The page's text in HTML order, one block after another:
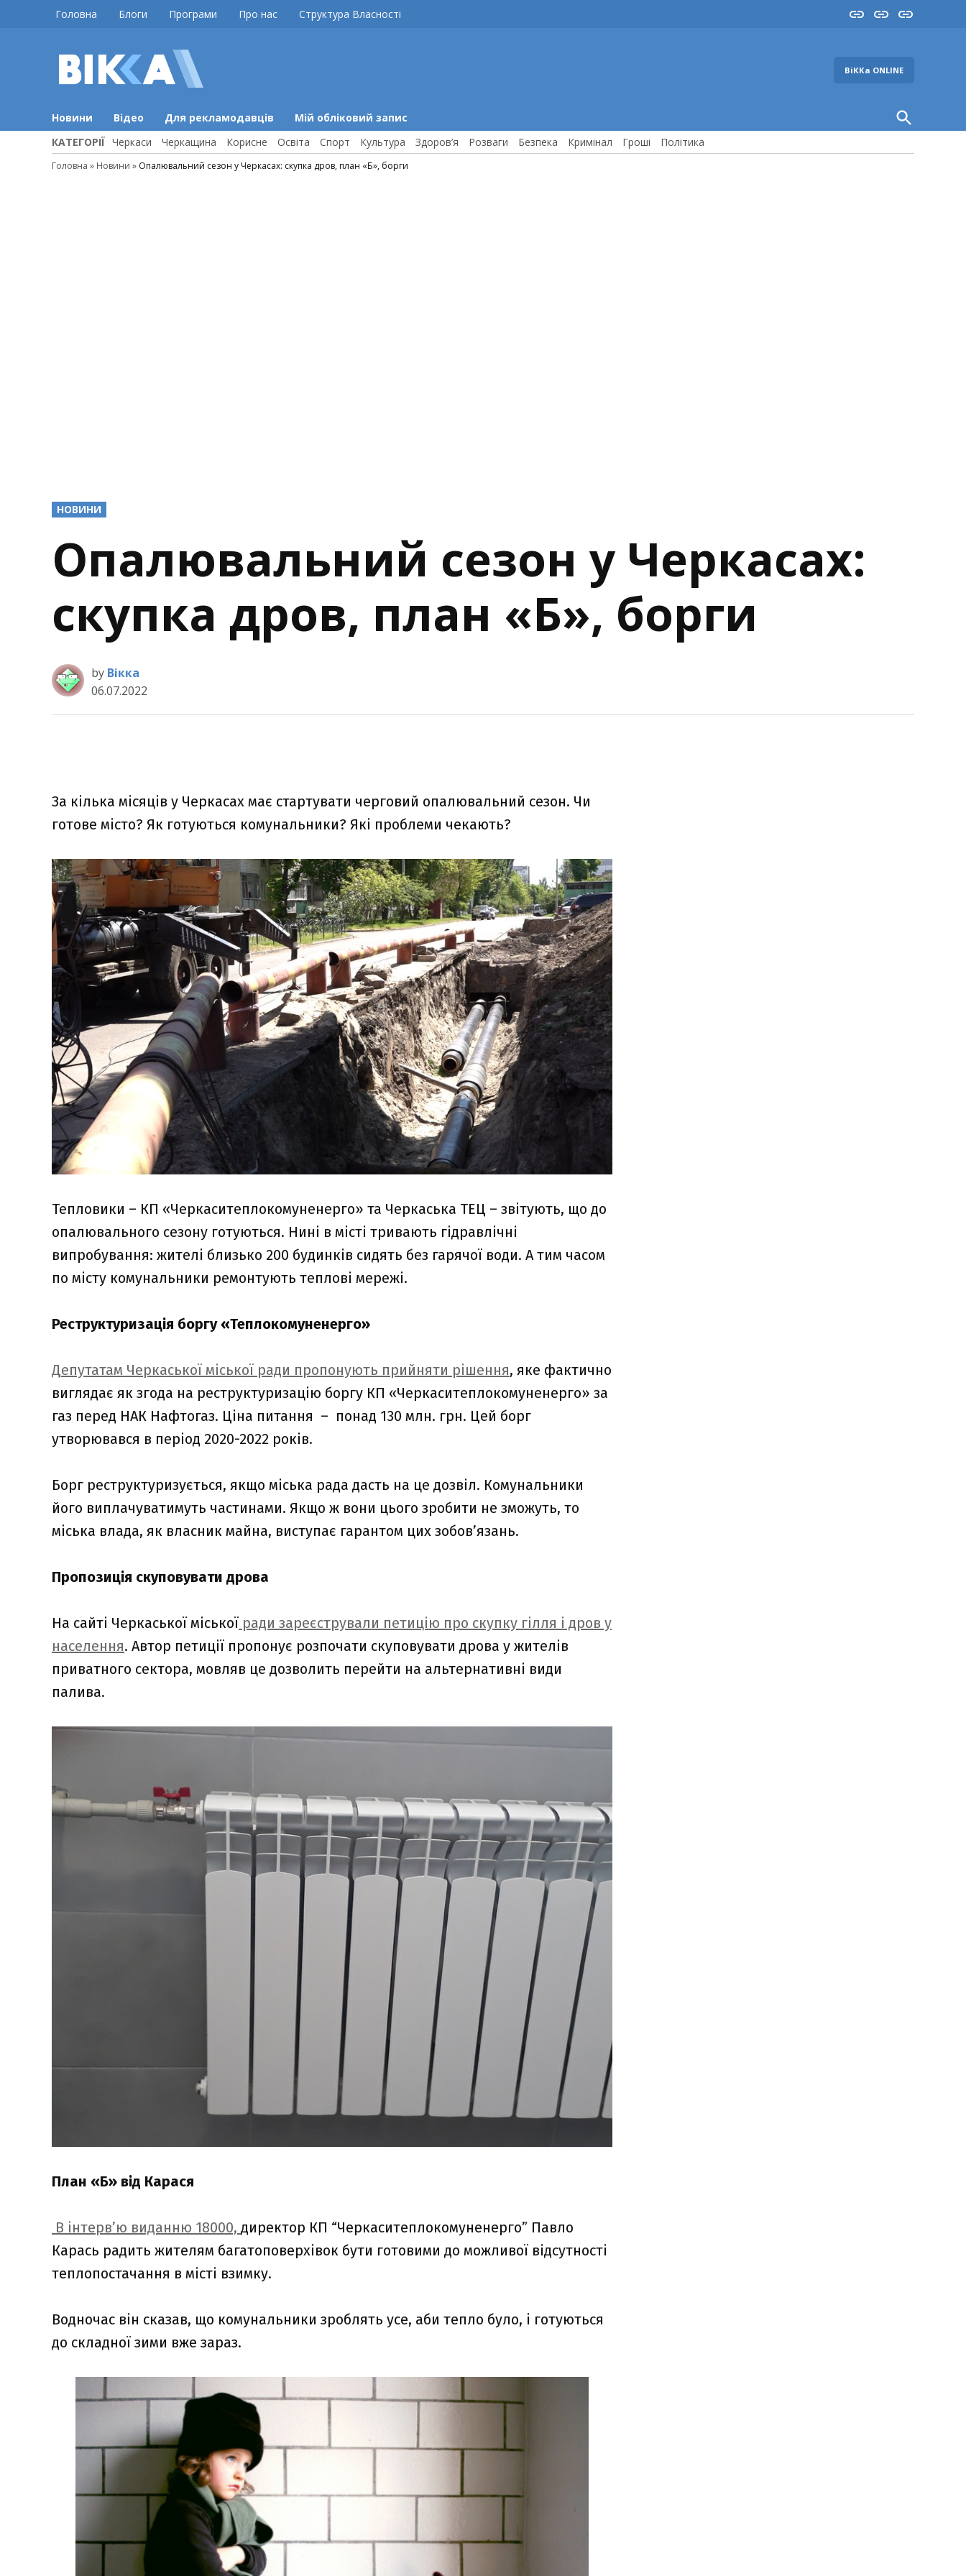
Головна Блоги Програми Про нас Структура Власності InstaYouTube
FB
ВіККа ONLINE
Новини Відео Для рекламодавців Мій обліковий запис
Open
Search
КАТЕГОРІЇ Черкаси Черкащина Корисне Освіта Спорт Культура Здоров’я Розваги Безпека Кримінал Гроші Політика
Головна » Новини » Опалювальний сезон у Черкасах: скупка дров, план «Б», борги
POSTED
IN
НОВИНИ
Опалювальний сезон у Черкасах:
скупка дров, план «Б», борги
by Вікка
06.07.2022
За кілька місяців у Черкасах має стартувати черговий опалювальний сезон. Чи
готове місто? Як готуються комунальники? Які проблеми чекають?
Тепловики – КП «Черкаситеплокомуненерго» та Черкаська ТЕЦ – звітують, що до
опалювального сезону готуються. Нині в місті тривають гідравлічні
випробування: жителі близько 200 будинків сидять без гарячої води. А тим часом
по місту комунальники ремонтують теплові мережі.
Реструктуризація боргу «Теплокомуненерго»
Депутатам Черкаської міської ради пропонують прийняти рішення, яке фактично
виглядає як згода на реструктуризацію боргу КП «Черкаситеплокомуненерго» за
газ перед НАК Нафтогаз. Ціна питання – понад 130 млн. грн. Цей борг
утворювався в період 2020-2022 років.
Борг реструктуризується, якщо міська рада дасть на це дозвіл. Комунальники
його виплачуватимуть частинами. Якщо ж вони цього зробити не зможуть, то
міська влада, як власник майна, виступає гарантом цих зобов’язань.
Пропозиція скуповувати дрова
На сайті Черкаської міської ради зареєстрували петицію про скупку гілля і дров у
населення. Автор петиції пропонує розпочати скуповувати дрова у жителів
приватного сектора, мовляв це дозволить перейти на альтернативні види
палива.
План «Б» від Карася
В інтерв’ю виданню 18000, директор КП “Черкаситеплокомуненерго” Павло
Карась радить жителям багатоповерхівок бути готовими до можливої відсутності
теплопостачання в місті взимку.
Водночас він сказав, що комунальники зроблять усе, аби тепло було, і готуються
до складної зими вже зараз.